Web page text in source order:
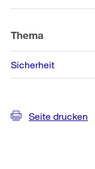
Thema
Sicherheit
Seite drucken